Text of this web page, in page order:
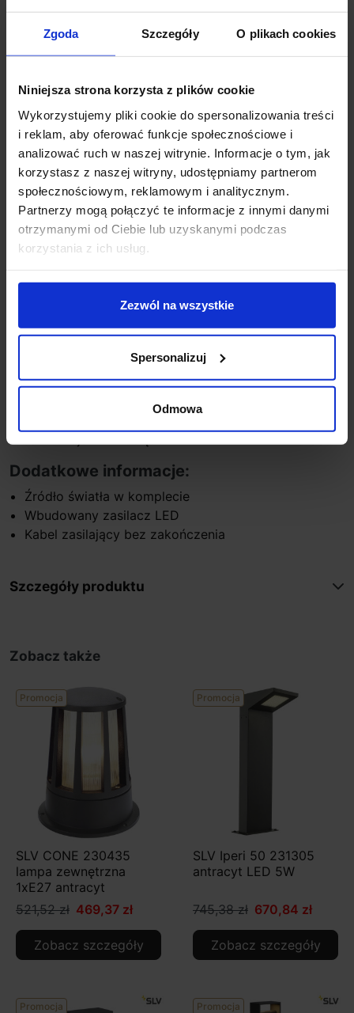
Zgoda Szczegóły O plikach cookies
Niniejsza strona korzysta z plików cookie
Wykorzystujemy pliki cookie do spersonalizowania treści
i reklam, aby oferować funkcje społecznościowe i
analizować ruch w naszej witrynie. Informacje o tym, jak
korzystasz z naszej witryny, udostępniamy partnerom
społecznościowym, reklamowym i analitycznym.
Partnerzy mogą połączyć te informacje z innymi danymi
otrzymanymi od Ciebie lub uzyskanymi podczas
korzystania z ich usług.
Zezwól na wszystkie
Spersonalizuj
Odmowa
są diody Power LED o mocy 4,3W, które emitują
strumień świetlny o białej ciepłej barwie 3000K. Lampa
ogrodów, chodników, ścieżek i podjazdów wokół
domu.
Dane techniczne:
Źródło światła Power LED
Moc 4,3W
Napięcie 230V/350mA
Wysokość 40cm/70cm
Głębokość 12cm
Strumień świetlny 320lm
Temperatura barwy światła 3000K
Barwa światła biała ciepła
Materiał aluminium
Kolor antracyt
Sposób montażu podłoże
Dodatkowe informacje:
Źródło światła w komplecie
Wbudowany zasilacz LED
Kabel zasilający bez zakończenia
Szczegóły produktu
Zobacz także
Promocja
SLV CONE 230435
lampa zewnętrzna
1xE27 antracyt
521,52 zł 469,37 zł
Zobacz szczegóły
Promocja
SLV Iperi 50 231305
antracyt LED 5W
745,38 zł 670,84 zł
Zobacz szczegóły
Promocja Promocja